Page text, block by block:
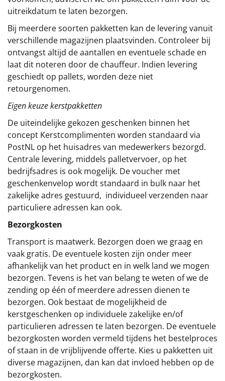
uitreikdatum te laten bezorgen.
Bij meerdere soorten pakketten kan de levering vanuit
verschillende magazijnen plaatsvinden. Controleer bij
ontvangst altijd de aantallen en eventuele schade en
laat dit noteren door de chauffeur. Indien levering
geschiedt op pallets, worden deze niet
retourgenomen.
Eigen keuze kerstpakketten
De uiteindelijke gekozen geschenken binnen het
concept Kerstcomplimenten worden standaard via
PostNL op het huisadres van medewerkers bezorgd.
Centrale levering, middels palletvervoer, op het
bedrijfsadres is ook mogelijk. De voucher met
geschenkenvelop wordt standaard in bulk naar het
zakelijke adres gestuurd, individueel verzenden naar
particuliere adressen kan ook.
Bezorgkosten
Transport is maatwerk. Bezorgen doen we graag en
vaak gratis. De eventuele kosten zijn onder meer
afhankelijk van het product en in welk land we mogen
bezorgen. Tevens is het van belang te weten of we de
zending op één of meerdere adressen dienen te
bezorgen. Ook bestaat de mogelijkheid de
kerstgeschenken op individuele zakelijke en/of
particulieren adressen te laten bezorgen. De eventuele
bezorgkosten worden vermeld tijdens het bestelproces
of staan in de vrijblijvende offerte. Kies u pakketten uit
diverse magazijnen, dan kan dat invloed hebben op de
bezorgkosten.